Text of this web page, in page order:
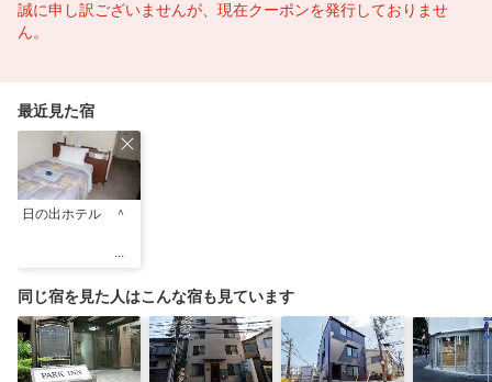
誠に申し訳ございませんが、現在クーポンを発行しておりませ
ん。
最近見た宿
日の出ホテル ＾
同じ宿を見た人はこんな宿も見ています